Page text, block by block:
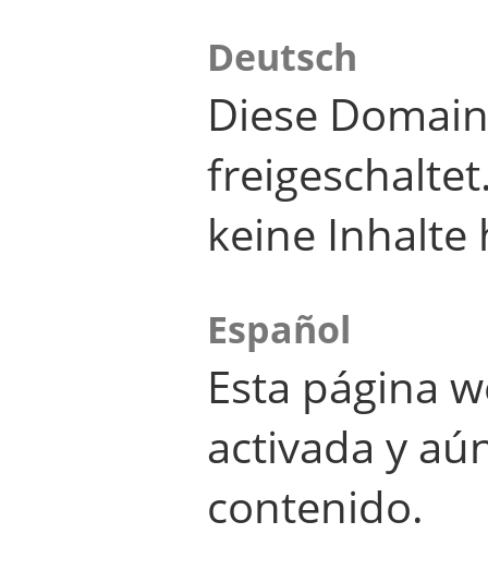
Deutsch
Diese
keine Inhalte
Español
Esta página
activada y
contenido.